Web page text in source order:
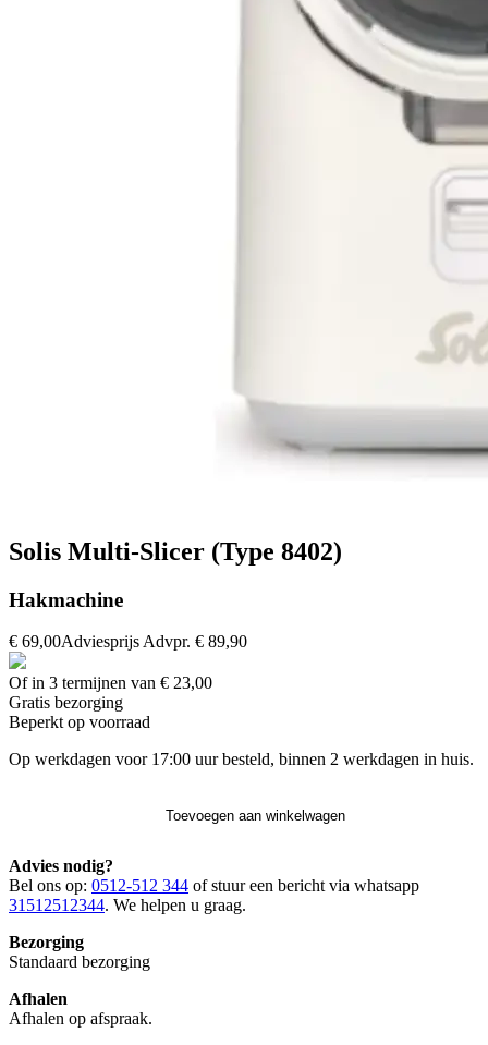
Solis Multi-Slicer (Type 8402)
Hakmachine
€ 69,00Adviesprijs Advpr. € 89,90
Of in 3 termijnen van € 23,00
Gratis bezorging
Beperkt op voorraad
Op werkdagen voor 17:00 uur besteld, binnen 2 werkdagen in huis.
Toevoegen aan winkelwagen
Advies nodig?
Bel ons op: 0512-512 344 of stuur een bericht via whatsapp
31512512344. We helpen u graag.
Bezorging
Standaard bezorging
Afhalen
Afhalen op afspraak.